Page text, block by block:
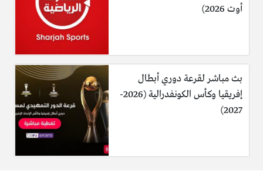
أوت 2026)
بث مباشر لقرعة دوري أبطال
إفريقيا وكأس الكونفدرالية (2026-
2027)